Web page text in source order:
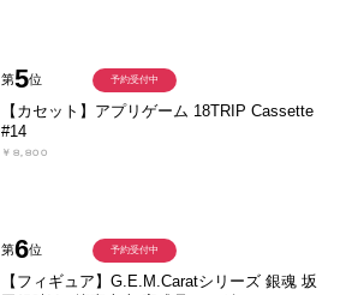
第5位
【カセット】アプリゲーム 18TRIP Cassette
#14
￥8,800
予約受付中
第6位
【フィギュア】G.E.M.Caratシリーズ 銀魂 坂
予約受付中